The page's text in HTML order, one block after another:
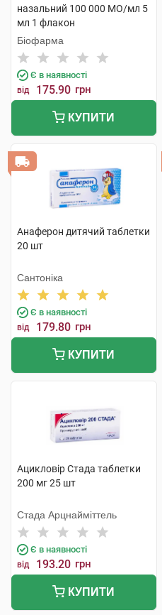
назальний 100 000 МО/мл 5
мл 1 флакон
Біофарма
Є в наявності
від 175.90 грн
КУПИТИ
Анаферон дитячий таблетки
20 шт
Сантоніка
Є в наявності
від 179.80 грн
КУПИТИ
Ацикловір Стада таблетки
200 мг 25 шт
Стада Арцнайміттель
Є в наявності
від 193.20 грн
КУПИТИ